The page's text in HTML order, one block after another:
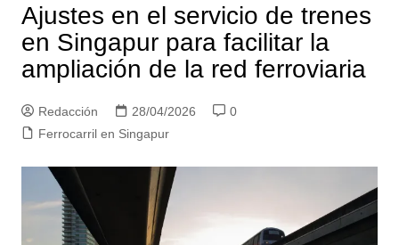
Ajustes en el servicio de trenes
en Singapur para facilitar la
ampliación de la red ferroviaria
Redacción 28/04/2026
0
Ferrocarril en Singapur